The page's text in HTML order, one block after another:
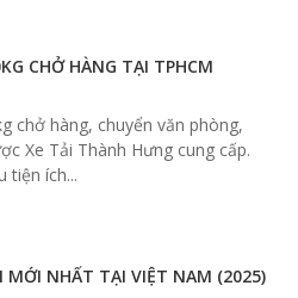
CHỞ HÀNG TẠI TPHCM
chở hàng, chuyển văn phòng,
Xe Tải Thành Hưng cung cấp.
tiện ích...
MỚI NHẤT TẠI VIỆT NAM (2025)